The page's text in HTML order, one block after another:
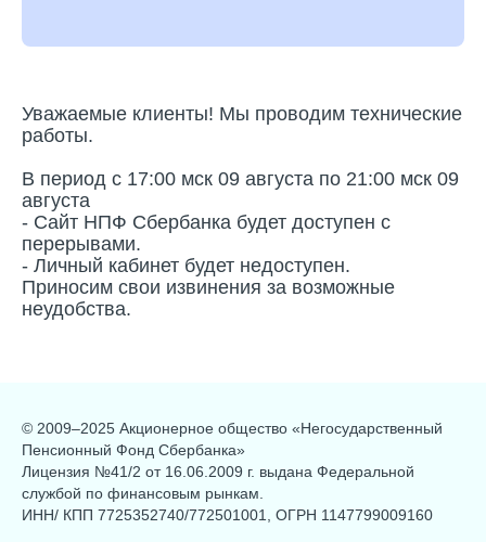
Уважаемые клиенты! Мы проводим технические
работы.
В период с 17:00 мск 09 августа по 21:00 мск 09
августа
- Cайт НПФ Сбербанка будет доступен с
перерывами.
- Личный кабинет будет недоступен.
Приносим свои извинения за возможные
неудобства.
© 2009–2025 Акционерное общество «Негосударственный
Пенсионный Фонд Сбербанка»
Лицензия №41/2 от 16.06.2009 г. выдана Федеральной
службой по финансовым рынкам.
ИНН/ КПП 7725352740/772501001, ОГРН 1147799009160